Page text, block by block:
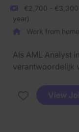
€2,700 -
year)
Work from home
Als AML Analyst
verantwoordelijk
naleving van de
integriteit van het
View